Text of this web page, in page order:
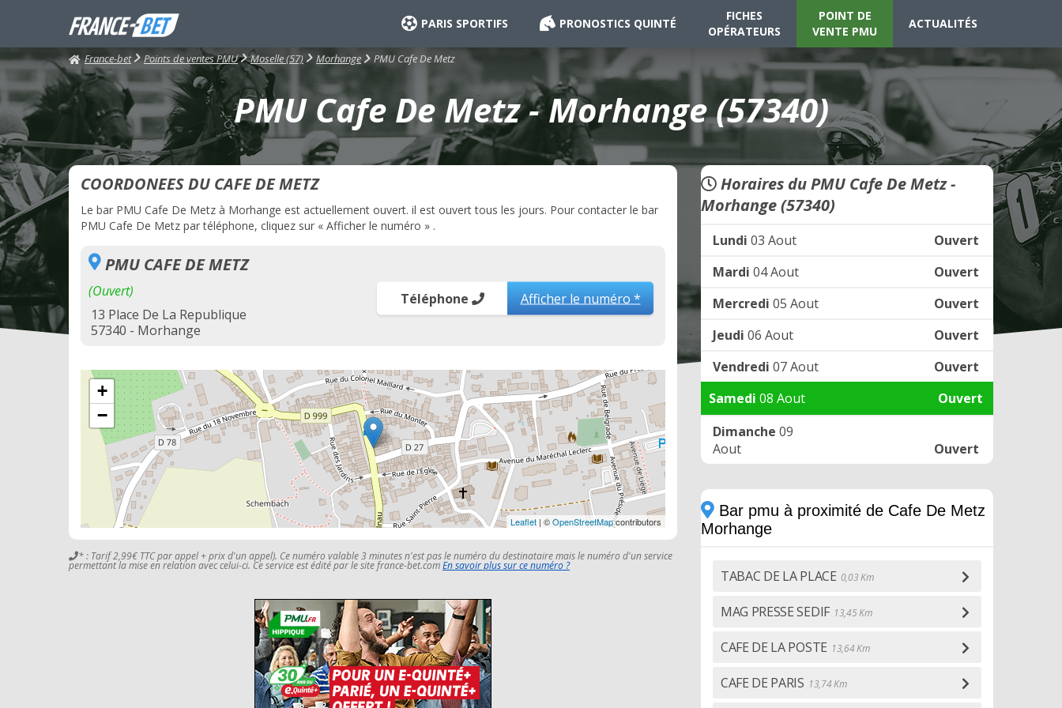
PARIS SPORTIFS PRONOSTICS QUINTÉ
FICHES
OPÉRATEURS
POINT DE
VENTE PMU
ACTUALITÉS
France-bet Points de ventes PMU Moselle (57) Morhange PMU Cafe De Metz
PMU Cafe De Metz - Morhange (57340)
COORDONEES DU CAFE DE METZ
Le bar PMU Cafe De Metz à Morhange est actuellement ouvert. il est ouvert tous les jours. Pour contacter le bar
PMU Cafe De Metz par téléphone, cliquez sur « Afficher le numéro » .
PMU CAFE DE METZ
(Ouvert)
13 Place De La Republique
57340 - Morhange
Téléphone Afficher le numéro *
+
−
Leaflet | ©OpenStreetMapcontributors
* : Tarif 2,99€ TTC par appel + prix d'un appel). Ce numéro valable 3 minutes n'est pas le numéro du destinataire mais le numéro d'un service
permettant la mise en relation avec celui-ci. Ce service est édité par le site france-bet.comEn savoir plus sur ce numéro ?
Horaires du PMU Cafe De Metz -
Morhange (57340)
Lundi 03 Aout
Ouvert
Mardi 04 Aout
Ouvert
Mercredi 05 Aout
Ouvert
Jeudi 06 Aout
Ouvert
Vendredi 07 Aout
Ouvert
Samedi 08 Aout
Ouvert
Dimanche 09
Aout
Ouvert
Bar pmu à proximité de Cafe De Metz
Morhange
TABAC DE LA PLACE 0,03 Km
MAG PRESSE SEDIF 13,45 Km
CAFE DE LA POSTE 13,64 Km
CAFE DE PARIS 13,74 Km